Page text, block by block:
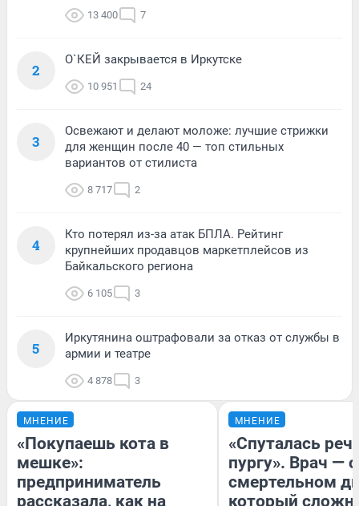
13 400 7
2
О`КЕЙ закрывается в Иркутске
10 951 24
3
Освежают и делают моложе: лучшие стрижки
для женщин после 40 — топ стильных
вариантов от стилиста
8 717 2
4
Кто потерял из-за атак БПЛА. Рейтинг
крупнейших продавцов маркетплейсов из
Байкальского региона
6 105 3
5
Иркутянина оштрафовали за отказ от службы в
армии и театре
4 878 3
МНЕНИЕ
«Покупаешь кота в
мешке»:
предприниматель
рассказала, как на
МНЕНИЕ
«Спуталась
пургу». Врач — о
смертельном
который